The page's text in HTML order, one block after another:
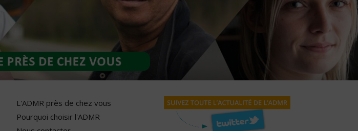
L'ADMR près de chez vous
Pourquoi choisir l'ADMR